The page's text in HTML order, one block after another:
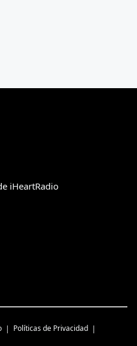
iHeartRadio
Políticas de Privacidad